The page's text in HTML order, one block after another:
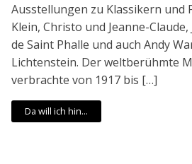
Ausstellungen zu Klassikern und
Klein, Christo und Jeanne-
de Saint Phalle und auch Andy
Lichtenstein. Der weltberühmte
verbrachte von 1917 bis […]
Da will ich hin...